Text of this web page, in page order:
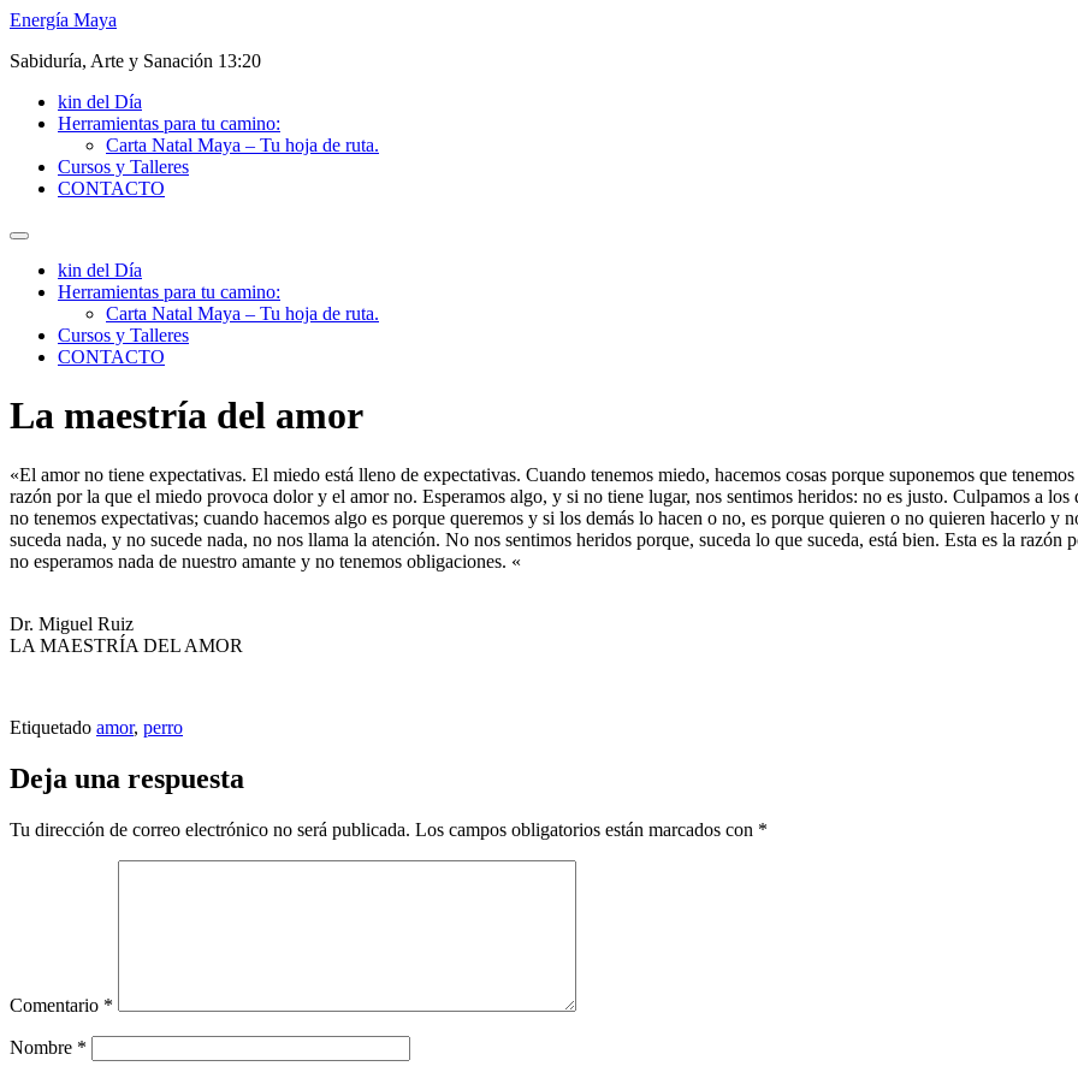
Energía Maya
Sabiduría, Arte y Sanación 13:20
kin del Día
Herramientas para tu camino:
Carta Natal Maya – Tu hoja de ruta.
Cursos y Talleres
CONTACTO
kin del Día
Herramientas para tu camino:
Carta Natal Maya – Tu hoja de ruta.
Cursos y Talleres
CONTACTO
La maestría del amor
«El amor no tiene expectativas. El miedo está lleno de expectativas. Cuando tenemos miedo, hacemos cosas porque suponemos que
razón por la que el miedo provoca dolor y el amor no. Esperamos algo, y si no tiene lugar, nos sentimos heridos: no es justo. Culpamos a los
no tenemos expectativas; cuando hacemos algo es porque queremos y si los demás lo hacen o no, es porque quieren o no quieren hacerlo y
suceda nada, y no sucede nada, no nos llama la atención. No nos sentimos heridos porque, suceda lo que suceda, está bien. Esta es la razón
no esperamos nada de nuestro amante y no tenemos obligaciones. «
Dr. Miguel Ruiz
LA MAESTRÍA DEL AMOR
Etiquetado amor, perro
Deja una respuesta
Tu dirección de correo electrónico no será publicada. Los campos obligatorios están marcados con *
Comentario *
Nombre *